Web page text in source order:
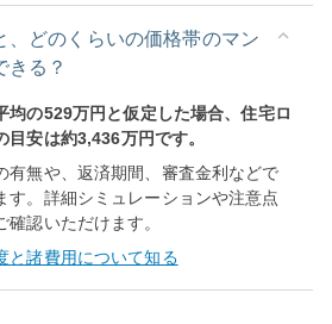
、どのくらいの価格帯のマン
きる？
均の529万円と仮定した場合、住宅ロ
目安は約3,436万円です。
有無や、返済期間、審査金利などで
す。詳細シミュレーションや注意点
確認いただけます。
と諸費用について知る